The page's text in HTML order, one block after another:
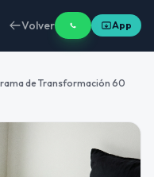
Volver App
de Transformación 60